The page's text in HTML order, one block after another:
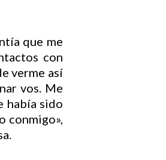
que me
con
verme así
vos. Me
había sido
conmigo»,